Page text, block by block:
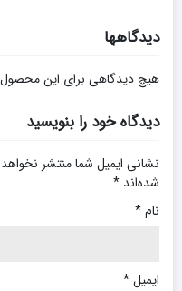
دیدگاهها
هیچ دیدگاهی برای این
دیدگاه خود را بنویسید
نشانی ایمیل شما منتشر
شده‌اند *
نام*
ایمیل*